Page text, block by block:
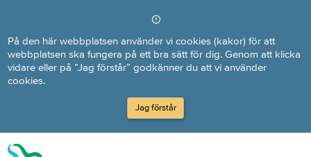
På den här webbplatsen använder vi cookies (kakor) för att
webbplatsen ska fungera på ett bra sätt för dig. Genom att klicka
vidare eller på ”Jag förstår” godkänner du att vi använder
cookies.
Jag förstår